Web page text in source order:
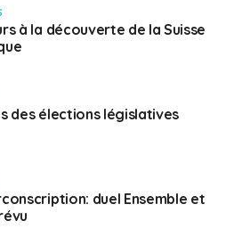
à la découverte de la Suisse
des élections législatives
duel Ensemble et